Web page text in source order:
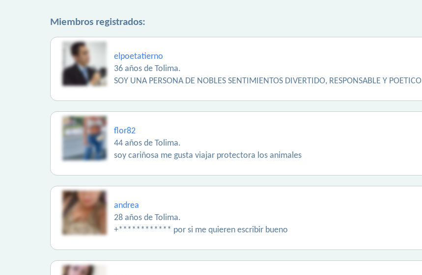
Miembros registrados:
elpoetatierno
36 años de Tolima.
SOY UNA PERSONA DE NOBLES SENTIMIENTOS DIVERTIDO, RESPONSABLE Y POETICO
flor82
44 años de Tolima.
soy cariñosa me gusta viajar protectora los animales
andrea
28 años de Tolima.
+************ por si me quieren escribir bueno